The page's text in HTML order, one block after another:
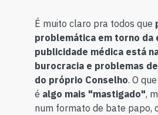
É muito claro pra todos que
problemática em torno da
publicidade médica está
burocracia e problemas
do próprio Conselho. O
é algo mais "mastigado",
num formato de bate papo,